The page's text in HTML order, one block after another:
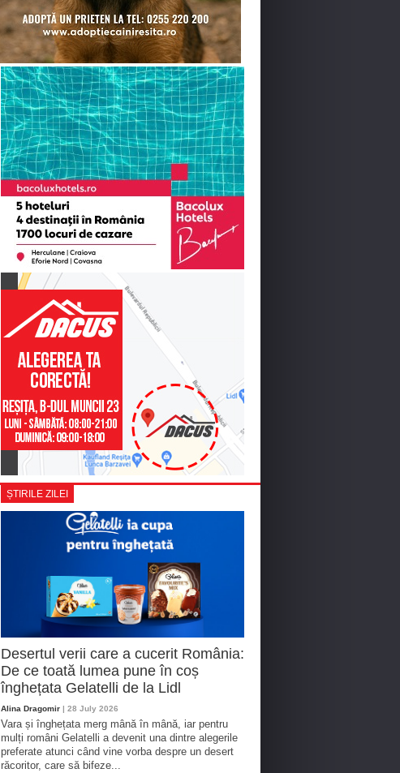
ȘTIRILE ZILEI
Desertul verii care a cucerit România:
De ce toată lumea pune în coș
înghețata Gelatelli de la Lidl
Alina Dragomir | 28 July 2026
Vara și înghețata merg mână în mână, iar pentru
mulți români Gelatelli a devenit una dintre alegerile
preferate atunci când vine vorba despre un desert
răcoritor, care să bifeze...